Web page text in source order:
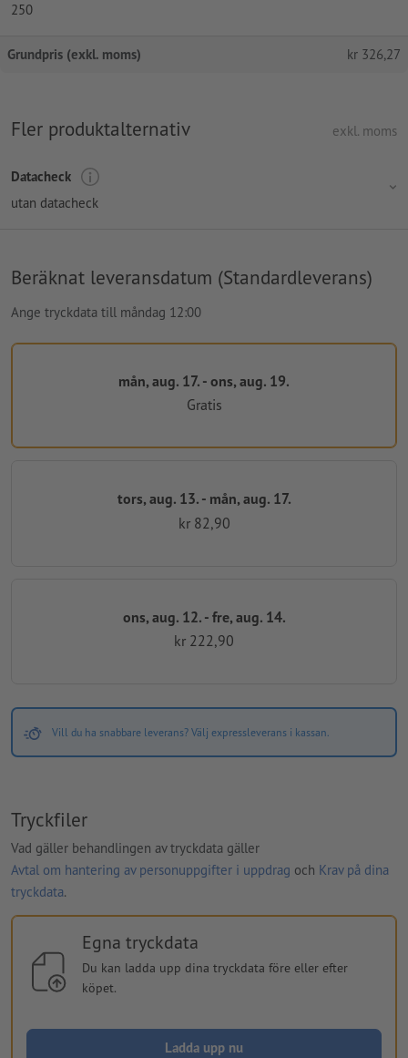
250
Grundpris (exkl. moms) kr 326,27
Fler produktalternativ exkl. moms
Datacheck
utan datacheck
Beräknat leveransdatum (Standardleverans)
Ange tryckdata till måndag 12:00
mån, aug. 17. - ons, aug. 19.
Gratis
tors, aug. 13. - mån, aug. 17.
kr 82,90
ons, aug. 12. - fre, aug. 14.
kr 222,90
Vill du ha snabbare leverans? Välj expressleverans i kassan.
Tryckfiler
Vad gäller behandlingen av tryckdata gäller
Avtal om hantering av personuppgifter i uppdrag och Krav på dina
tryckdata.
Egna tryckdata
Du kan ladda upp dina tryckdata före eller efter
köpet.
Ladda upp nu